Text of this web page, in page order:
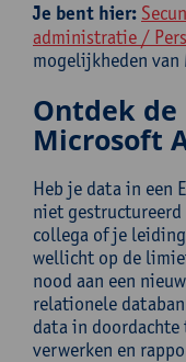
Je bent hier:
administratie /
mogelijkheden van
Ontdek
Microsoft
Heb je data in een
niet
collega of je
wellicht op de
nood aan een
relationele
data in doordachte
verwerken en